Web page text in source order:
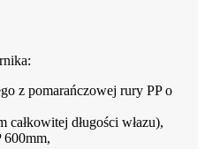
z pomarańczowej rury PP o
długości włazu),
600mm,